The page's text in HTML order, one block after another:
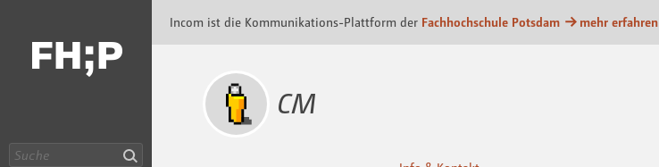
Incom ist die Kommunikations-Plattform der Fachhochschule Potsdam mehr erfahren
CM